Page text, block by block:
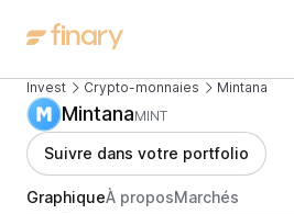
Invest Crypto-monnaies Mintana
MintanaMINT
Suivre dans votre portfolio
GraphiqueÀ proposMarchés